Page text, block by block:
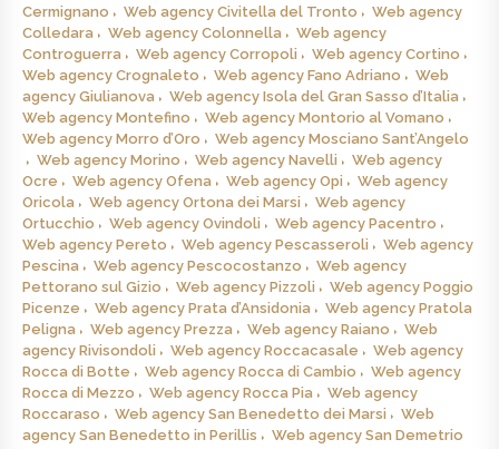
Cermignano
Web agency Civitella del Tronto
Web agency
Colledara
Web agency Colonnella
Web agency
Controguerra
Web agency Corropoli
Web agency Cortino
Web agency Crognaleto
Web agency Fano Adriano
Web
agency Giulianova
Web agency Isola del Gran Sasso d’Italia
Web agency Montefino
Web agency Montorio al Vomano
Web agency Morro d’Oro
Web agency Mosciano Sant’Angelo
Web agency Morino
Web agency Navelli
Web agency
Ocre
Web agency Ofena Web agency Opi
Web agency
Oricola
Web agency Ortona dei Marsi
Web agency
Ortucchio
Web agency Ovindoli
Web agency Pacentro
Web agency Pereto
Web agency Pescasseroli
Web agency
Pescina
Web agency Pescocostanzo
Web agency
Pettorano sul Gizio
Web agency Pizzoli
Web agency Poggio
Picenze
Web agency Prata d’Ansidonia
Web agency Pratola
Peligna
Web agency Prezza Web agency Raiano
Web
agency Rivisondoli
Web agency Roccacasale
Web agency
Rocca di Botte
Web agency Rocca di Cambio
Web agency
Rocca di Mezzo
Web agency Rocca Pia
Web agency
Roccaraso
Web agency San Benedetto dei Marsi
Web
agency San Benedetto in Perillis
Web agency San Demetrio